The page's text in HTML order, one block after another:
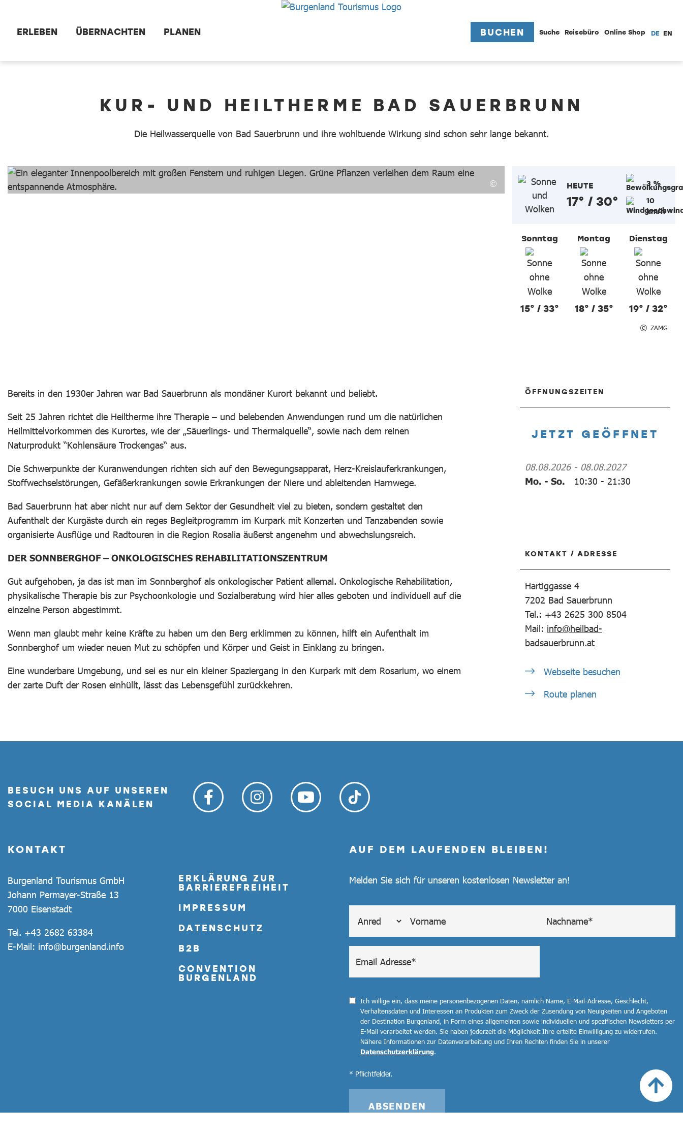
ERLEBEN ÜBERNACHTEN PLANEN BUCHEN Suche Reisebüro Online Shop DE EN
KUR- UND HEILTHERME BAD SAUERBRUNN
Die Heilwasserquelle von Bad Sauerbrunn und ihre wohltuende Wirkung sind schon sehr lange bekannt.
HEUTE
17° / 30°
3 %
10
km/h
Sonntag
15° / 33°
Montag
18° / 35°
Dienstag
19° / 32°
ZAMG
Bereits in den 1930er Jahren war Bad Sauerbrunn als mondäner Kurort bekannt und beliebt.
Seit 25 Jahren richtet die Heiltherme ihre Therapie – und belebenden Anwendungen rund um die natürlichen
Heilmittelvorkommen des Kurortes, wie der „Säuerlings- und Thermalquelle“, sowie nach dem reinen
Naturprodukt “Kohlensäure Trockengas“ aus.
Die Schwerpunkte der Kuranwendungen richten sich auf den Bewegungsapparat, Herz-Kreislauferkrankungen,
Stoffwechselstörungen, Gefäßerkrankungen sowie Erkrankungen der Niere und ableitenden Harnwege.
Bad Sauerbrunn hat aber nicht nur auf dem Sektor der Gesundheit viel zu bieten, sondern gestaltet den
Aufenthalt der Kurgäste durch ein reges Begleitprogramm im Kurpark mit Konzerten und Tanzabenden sowie
organisierte Ausflüge und Radtouren in die Region Rosalia äußerst angenehm und abwechslungsreich.
DER SONNBERGHOF – ONKOLOGISCHES REHABILITATIONSZENTRUM
Gut aufgehoben, ja das ist man im Sonnberghof als onkologischer Patient allemal. Onkologische Rehabilitation,
physikalische Therapie bis zur Psychoonkologie und Sozialberatung wird hier alles geboten und individuell auf die
einzelne Person abgestimmt.
Wenn man glaubt mehr keine Kräfte zu haben um den Berg erklimmen zu können, hilft ein Aufenthalt im
Sonnberghof um wieder neuen Mut zu schöpfen und Körper und Geist in Einklang zu bringen.
Eine wunderbare Umgebung, und sei es nur ein kleiner Spaziergang in den Kurpark mit dem Rosarium, wo einem
der zarte Duft der Rosen einhüllt, lässt das Lebensgefühl zurückkehren.
ÖFFNUNGSZEITEN
JETZT GEÖFFNET
08.08.2026- 08.08.2027
Mo. - So.
10:30 - 21:30
KONTAKT / ADRESSE
Hartiggasse 4
7202 Bad Sauerbrunn
Tel.: +43 2625 300 8504
Mail: info@heilbad-
badsauerbrunn.at
Webseite besuchen
Route planen
BESUCH UNS AUF UNSEREN
SOCIAL MEDIA KANÄLEN
KONTAKT
Burgenland Tourismus GmbH
Johann Permayer-Straße 13
7000 Eisenstadt
Tel. +43 2682 63384
E-Mail: info@burgenland.info
ERKLÄRUNG ZUR
BARRIEREFREIHEIT
IMPRESSUM
DATENSCHUTZ
B2B
CONVENTION
BURGENLAND
AUF DEM LAUFENDEN BLEIBEN!
Melden Sie sich für unseren kostenlosen Newsletter an!
Ich willige ein, dass meine personenbezogenen Daten, nämlich Name, E-Mail-Adresse, Geschlecht,
Verhaltensdaten und Interessen an Produkten zum Zweck der Zusendung von Neuigkeiten und Angeboten
der Destination Burgenland, in Form eines allgemeinen sowie individuellen und spezifischen Newsletters per
E-Mail verarbeitet werden. Sie haben jederzeit die Möglichkeit Ihre erteilte Einwilligung zu widerrufen.
Nähere Informationen zur Datenverarbeitung und Ihren Rechten finden Sie in unserer
Datenschutzerklärung.
* Pflichtfelder.
ABSENDEN